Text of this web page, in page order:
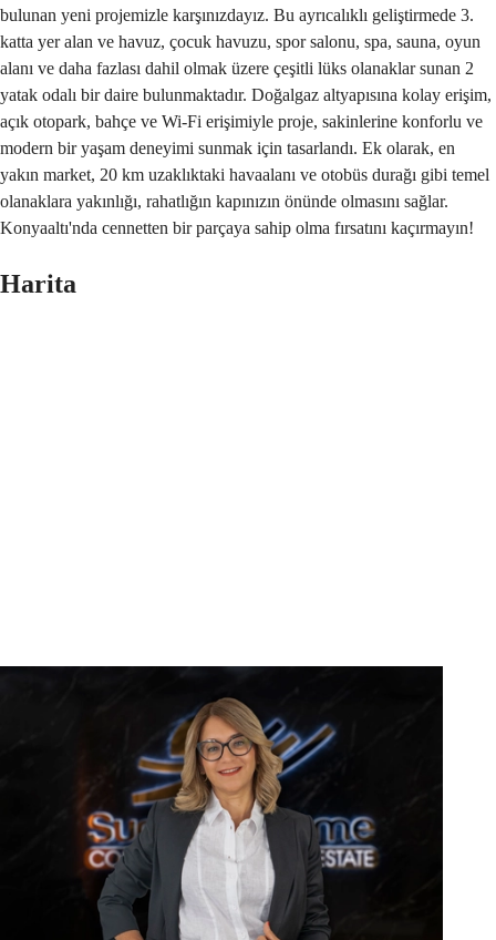
bulunan yeni projemizle karşınızdayız. Bu ayrıcalıklı geliştirmede 3.
katta yer alan ve havuz, çocuk havuzu, spor salonu, spa, sauna, oyun
alanı ve daha fazlası dahil olmak üzere çeşitli lüks olanaklar sunan 2
yatak odalı bir daire bulunmaktadır. Doğalgaz altyapısına kolay erişim,
açık otopark, bahçe ve Wi-Fi erişimiyle proje, sakinlerine konforlu ve
modern bir yaşam deneyimi sunmak için tasarlandı. Ek olarak, en
yakın market, 20 km uzaklıktaki havaalanı ve otobüs durağı gibi temel
olanaklara yakınlığı, rahatlığın kapınızın önünde olmasını sağlar.
Konyaaltı'nda cennetten bir parçaya sahip olma fırsatını kaçırmayın!
Harita